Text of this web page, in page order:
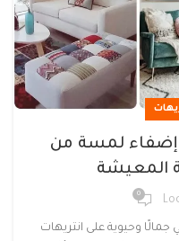
إضفاء لمسة من
المعيشة
0
جمالًا وحيوية على انتريهات